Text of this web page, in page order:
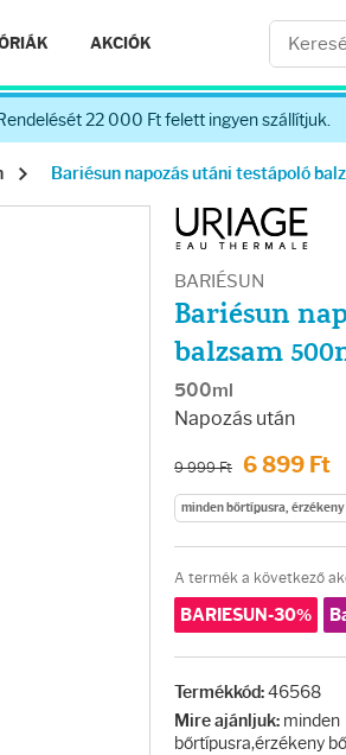
AKCIÓK
22 000 Ft felett ingyen szállítjuk.
Bariésun napozás utáni testápoló
BARIÉSUN
Bariésun
balzsam
500ml
Napozás után
9 999 Ft 6 899 Ft
minden bőrtípusra,
A termék a következő
BARIESUN-30%
Termékkód:46568
Mire ajánljuk: minden
bőrtípusra,érzékeny